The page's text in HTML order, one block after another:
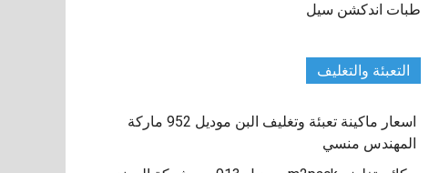
طبات اندكشن سيل
التعبئة والتغليف
اسعار ماكينة تعبئة وتغليف البن موديل 952 ماركة
المهندس منسي